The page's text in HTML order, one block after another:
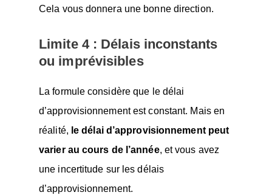
Cela vous donnera une bonne direction.
Limite 4 : Délais inconstants
ou imprévisibles
La formule considère que le délai
d’approvisionnement est constant. Mais en
réalité, le délai d’approvisionnement peut
varier au cours de l’année, et vous avez
une incertitude sur les délais
d’approvisionnement.